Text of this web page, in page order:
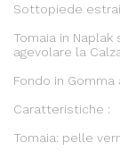
Sottopiede
Tomaia in
agevolare la
Fondo in
Caratteristiche :
Tomaia: pelle